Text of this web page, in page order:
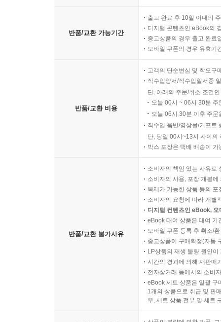
반품/교환 가능기간
출고 완료 후 10일 이내의
디지털 콘텐츠인 eBook의
중고상품의 경우 출고 완료
모바일 쿠폰의 경우 유효기
반품/교환 비용
고객의 단순변심 및 착오구
직수입양서/직수입일서중
단, 아래의 주문/취소 조건
오늘 00시 ~ 06시 30분
오늘 06시 30분 이후 주
직수입 음반/영상물/기프트
단, 당일 00시~13시 사이의
박스 포장은 택배 배송이
반품/교환 불가사유
소비자의 책임 있는 사유로
소비자의 사용, 포장 개봉
복제가 가능한 상품 등의
소비자의 요청에 따라 개별
디지털 컨텐츠인 eBook,
eBook 대여 상품은 대여 기
모바일 쿠폰 등록 후 취소/
중고상품이 구매확정(자동
LP상품의 재생 불량 원인
시간의 경과에 의해 재판매
전자상거래 등에서의 소비
eBook 세트 상품은 일괄 구
1개의 상품으로 취급 및 판
우, 세트 상품 전부 및 세트